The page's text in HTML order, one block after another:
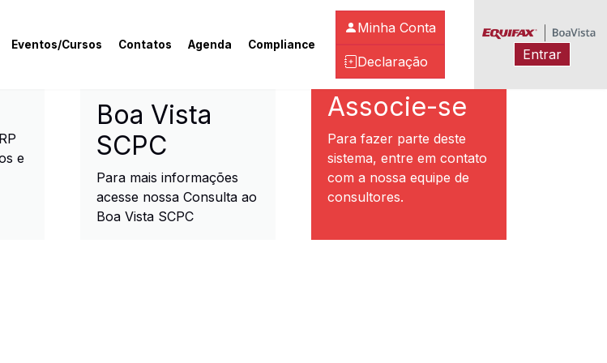
Eventos/Cursos Contatos Agenda Compliance
Minha Conta
Declaração Entrar
Industrial de Ribeirão Preto
e
Boa Vista
SCPC
Para mais informações
acesse nossa Consulta ao
Boa Vista SCPC
Associe-se
Para fazer parte deste
sistema, entre em contato
com a nossa equipe de
consultores.